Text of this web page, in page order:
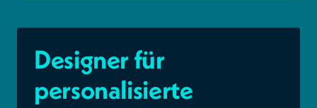
Designer für
personalisierte